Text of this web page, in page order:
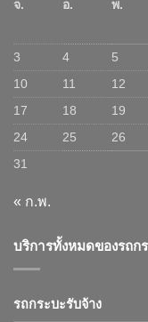
จ. อ. พ.
3
4 5
10
11 12
17
18 19
24
25 26
31
« ก.พ.
บริการทั้งหมดของรถก
รถกระบะรับจ้าง